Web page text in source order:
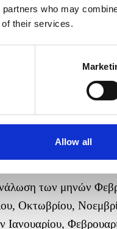
who may
of their services.
Allow all
15
15
10
15
ηλεκτρικής
των μηνών
Οκτωβρίου,